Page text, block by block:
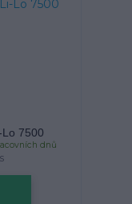
7500
dnů